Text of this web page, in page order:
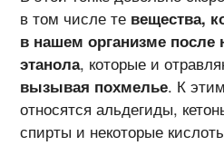
в том числе те вещества,
в нашем организме после
этанола, которые и
вызывая похмелье. К
относятся альдегиды,
спирты и некоторые